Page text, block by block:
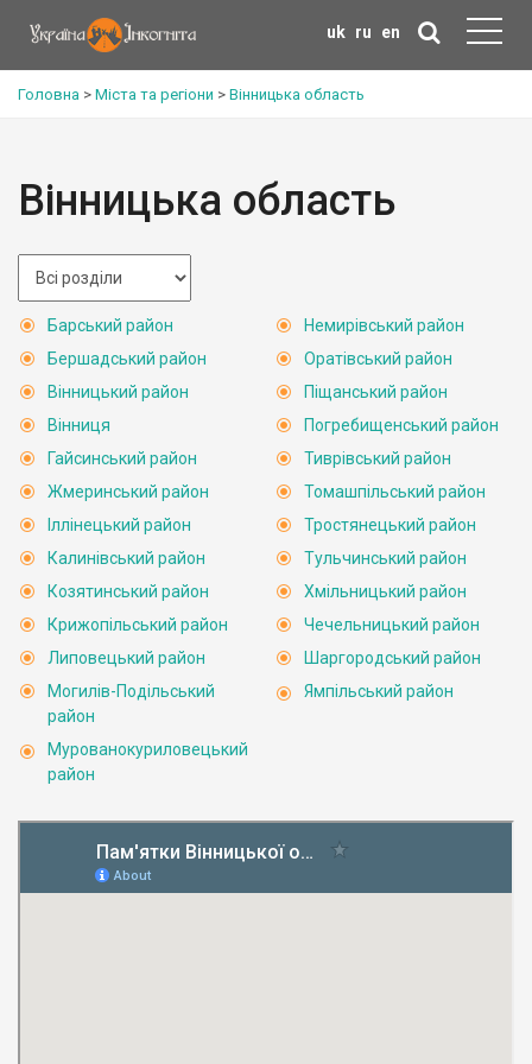
uk ru en
Головна > Міста та регіони > Вінницька область
Вінницька область
Барський район
Бершадський район
Вінницький район
Вінниця
Гайсинський район
Жмеринський район
Іллінецький район
Калинівський район
Козятинський район
Крижопільський район
Липовецький район
Могилів-Подільський
район
Мурованокуриловецький
район
Немирівський район
Оратівський район
Піщанський район
Погребищенський район
Тиврівський район
Томашпільський район
Тростянецький район
Тульчинський район
Хмільницький район
Чечельницький район
Шаргородський район
Ямпільський район